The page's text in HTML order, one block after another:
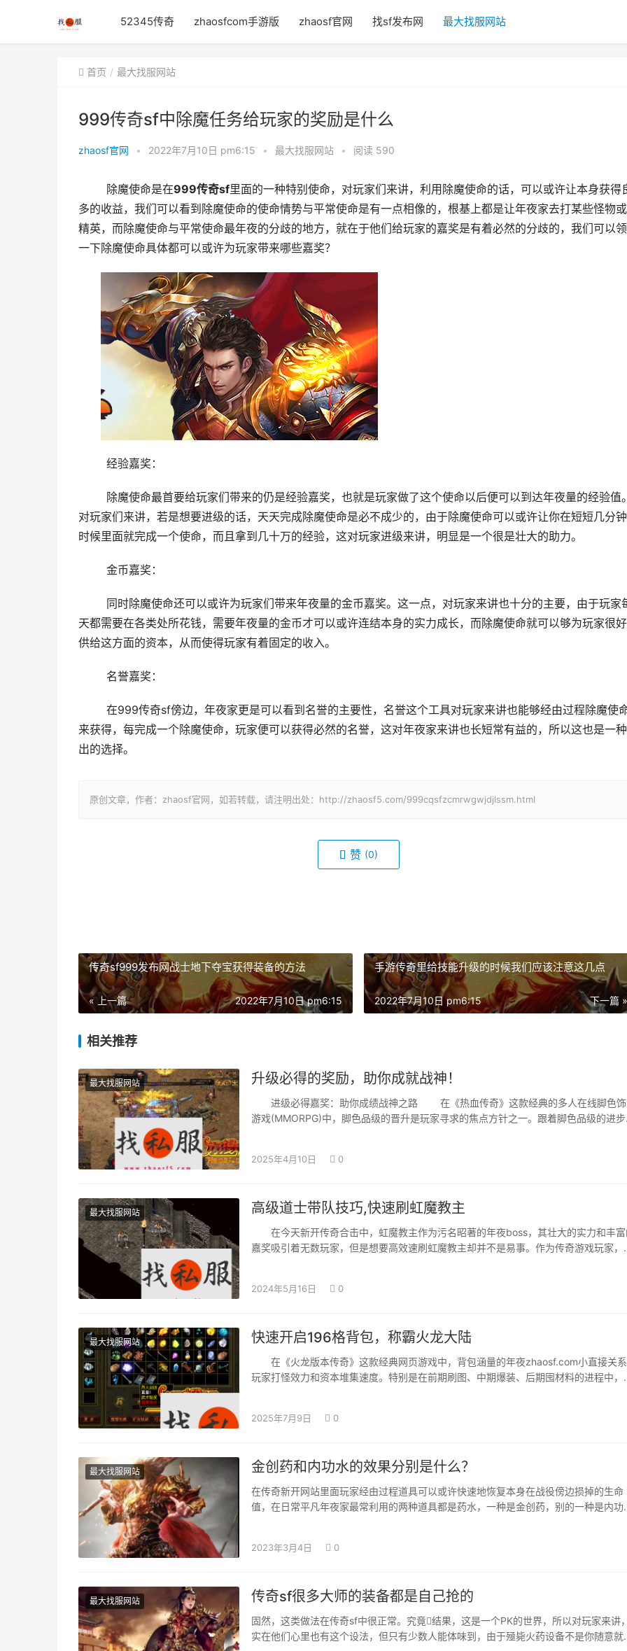
52345传奇 zhaosfcom手游版 zhaosf官网 找sf发布网 最大找服网站
首页 最大找服网站
999传奇sf中除魔任务给玩家的奖励是什么
zhaosf官网 • 2022年7月10日 pm6:15 • 最大找服网站 • 阅读 590
	除魔使命是在
999传奇sf里面的一种特别使命，对玩家们来讲，利用除魔使命的话，可以或许让本身获得
多的收益，我们可以看到除魔使命的使命情势与平常使命是有一点相像的，根基上都是让年夜家去打某些怪物
精英，而除魔使命与平常使命最年夜的分歧的地方，就在于他们给玩家的嘉奖是有着必然的分歧的，我们可以
一下除魔使命具体都可以或许为玩家带来哪些嘉奖？
	经验嘉奖：
对玩家们来讲，若是想要进级的话，天天完成除魔使命是必不成少的，由于除魔使命可以或许让你在短短几分
时候里面就完成一个使命，而且拿到几十万的经验，这对玩家进级来讲，明显是一个很是壮大的助力。
	金币嘉奖：
天都需要在各类处所花钱，需要年夜量的金币才可以或许连结本身的实力成长，而除魔使命就可以够为玩家很
供给这方面的资本，从而使得玩家有着固定的收入。
	名誉嘉奖：
来获得，每完成一个除魔使命，玩家便可以获得必然的名誉，这对年夜家来讲也长短常有益的，所以这也是一
出的选择。
原创文章，作者：zhaosf官网，如若转载，请注明出处：http://zhaosf5.com/999cqsfzcmrwgwjdjlssm.html
赞 (0)
传奇sf999发布网战士地下夺宝获得装备的方法
« 上一篇 2022年7月10日 pm6:15
手游传奇里给技能升级的时候我们应该注意这几点
下一篇 »
2022年7月10日 pm6:15
相关推荐
最大找服网站 升级必得的奖励，助你成就战神！
进级必得嘉奖：助你成绩战神之路 在《热血传奇》这款经典的多人在线脚色饰
游戏(MMORPG)中，脚色品级的晋升是玩家寻求的焦点方针之一。跟着脚色品级的进
2025年4月10日 0
最大找服网站 高级道士带队技巧,快速刷虹魔教主
在今天新开传奇合击中，虹魔教主作为污名昭著的年夜boss，其壮大的实力和丰富
嘉奖吸引着无数玩家，但是想要高效速刷虹魔教主却并不是易事。作为传奇游戏玩家，
2024年5月16日 0
最大找服网站 快速开启196格背包，称霸火龙大陆
在《火龙版本传奇》这款经典网页游戏中，背包涵量的年夜zhaosf.com小直接关
玩家打怪效力和资本堆集速度。特别是在前期刷图、中期爆装、后期囤材料的进程中，
2025年7月9日 0
最大找服网站 金创药和内功水的效果分别是什么？
在传奇新开网站里面玩家经由过程道具可以或许快速地恢复本身在战役傍边损掉的生命
值，在日常平凡年夜家最常利用的两种道具都是药水，一种是金创药，别的一种是内功
2023年3月4日 0
最大找服网站 传奇sf很多大师的装备都是自己抢的
固然，这类做法在传奇sf中很正常。究竟结果，这是一个PK的世界，所以对玩家来讲
实在他们心里也有这个设法，但只有少数人能体味到，由于殛毙火药设备不是你随意就